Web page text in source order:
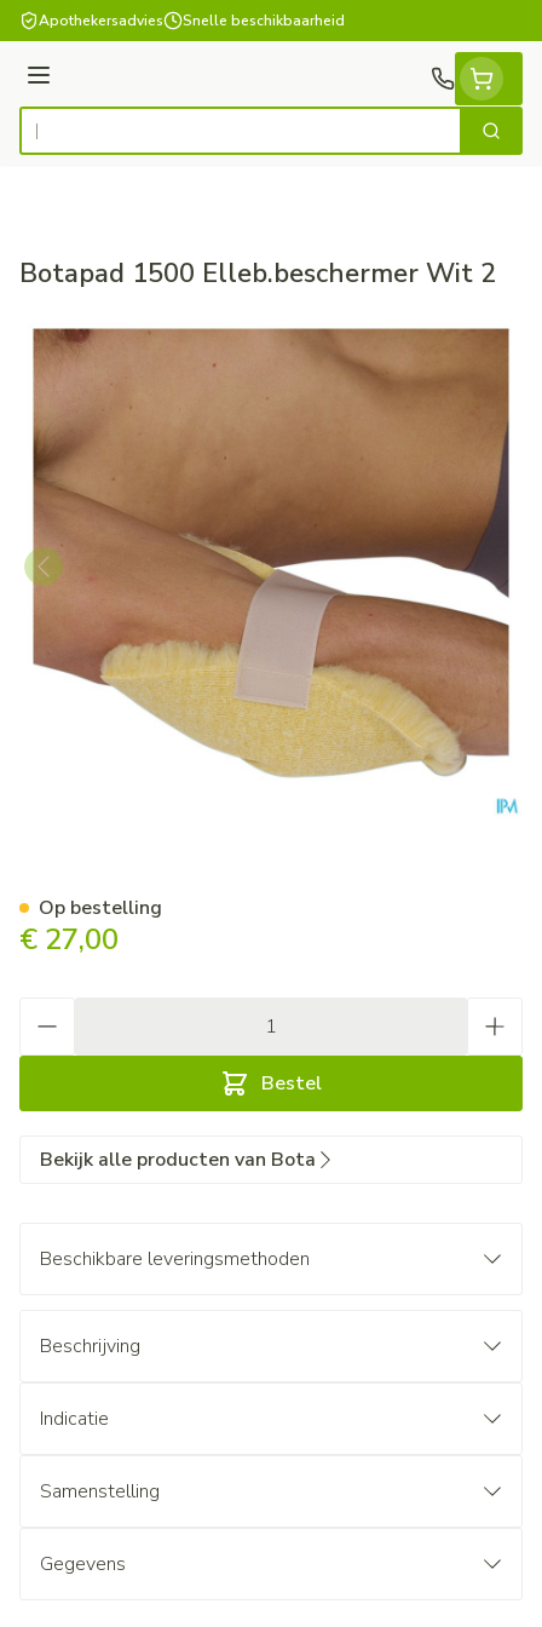
Ga naar de inhoud
Apothekersadvies Snelle beschikbaarheid
Menu
Product, merk, categorie... Zoek
Botapad 1500 Elleb.beschermer Wit 2
€ 27,00
Bestel
Op bestelling
Bekijk alle producten van Bota
Beschikbare leveringsmethoden
Beschrijving
Indicatie
Samenstelling
Gegevens